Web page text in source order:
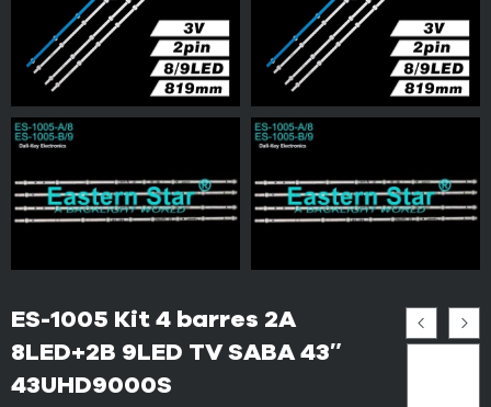
ES-1005 Kit 4 barres 2A
8LED+2B 9LED TV SABA 43″
43UHD9000S